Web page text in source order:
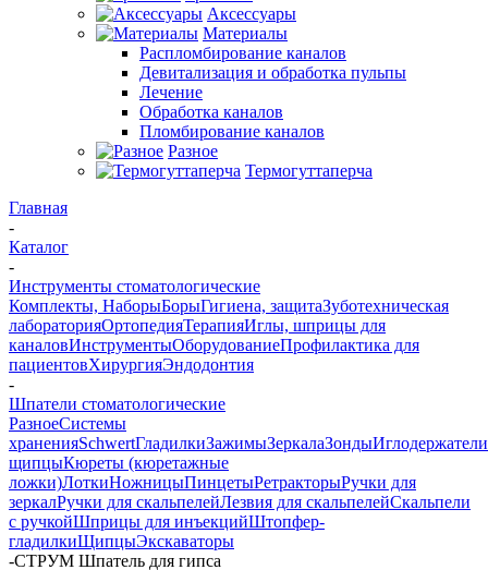
Аксессуары
Материалы
Распломбирование каналов
Девитализация и обработка пульпы
Лечение
Обработка каналов
Пломбирование каналов
Разное
Термогуттаперча
Главная
-
Каталог
-
Инструменты стоматологические
Комплекты, НаборыБорыГигиена, защитаЗуботехническая
лабораторияОртопедияТерапияИглы, шприцы для
каналовИнструментыОборудованиеПрофилактика для
пациентовХирургияЭндодонтия
-
Шпатели стоматологические
РазноеСистемы
храненияSchwertГладилкиЗажимыЗеркалаЗондыИглодержатели
щипцыКюреты (кюретажные
ложки)ЛоткиНожницыПинцетыРетракторыРучки для
зеркалРучки для скальпелейЛезвия для скальпелейСкальпели
с ручкойШприцы для инъекцийШтопфер-
гладилкиЩипцыЭкскаваторы
-СТРУМ Шпатель для гипса